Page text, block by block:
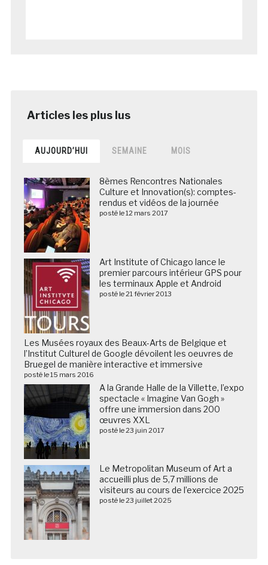
AUJOURD’HUI SEMAINE MOIS
8èmes Rencontres Nationales
Culture et Innovation(s): comptes-
rendus et vidéos de la journée
posté le 12 mars 2017
Art Institute of Chicago lance le
premier parcours intérieur GPS pour
les terminaux Apple et Android
posté le 21 février 2013
Les Musées royaux des Beaux-Arts de Belgique et
l’Institut Culturel de Google dévoilent les oeuvres de
Bruegel de manière interactive et immersive
posté le 15 mars 2016
A la Grande Halle de la Villette, l’expo
spectacle « Imagine Van Gogh »
offre une immersion dans 200
œuvres XXL
posté le 23 juin 2017
Le Metropolitan Museum of Art a
accueilli plus de 5,7 millions de
visiteurs au cours de l’exercice 2025
posté le 23 juillet 2025